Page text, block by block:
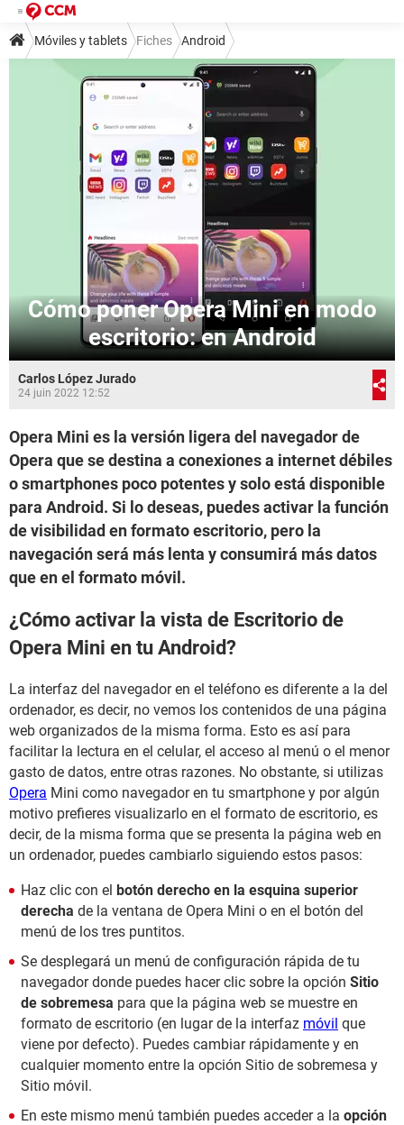
Móviles y tablets Fiches Android
Cómo poner Opera Mini en modo
escritorio: en Android
Carlos López Jurado
24 juin 2022 12:52
Opera Mini es la versión ligera del navegador de
Opera que se destina a conexiones a internet débiles
o smartphones poco potentes y solo está disponible
para Android. Si lo deseas, puedes activar la función
de visibilidad en formato escritorio, pero la
navegación será más lenta y consumirá más datos
que en el formato móvil.
¿Cómo activar la vista de Escritorio de
Opera Mini en tu Android?
La interfaz del navegador en el teléfono es diferente a la del
ordenador, es decir, no vemos los contenidos de una página
web organizados de la misma forma. Esto es así para
facilitar la lectura en el celular, el acceso al menú o el menor
gasto de datos, entre otras razones. No obstante, si utilizas
Opera Mini como navegador en tu smartphone y por algún
motivo prefieres visualizarlo en el formato de escritorio, es
decir, de la misma forma que se presenta la página web en
un ordenador, puedes cambiarlo siguiendo estos pasos:
Haz clic con el botón derecho en la esquina superior
derecha de la ventana de Opera Mini o en el botón del
menú de los tres puntitos.
Se desplegará un menú de configuración rápida de tu
navegador donde puedes hacer clic sobre la opción Sitio
de sobremesa para que la página web se muestre en
formato de escritorio (en lugar de la interfaz móvil que
viene por defecto). Puedes cambiar rápidamente y en
cualquier momento entre la opción Sitio de sobremesa y
Sitio móvil.
En este mismo menú también puedes acceder a la opción